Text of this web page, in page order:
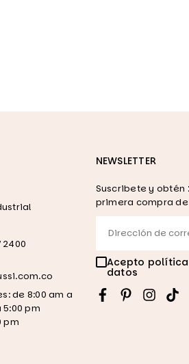
2400
de 8:00 am a
5:00 pm
pm
NEWSLETTER
Suscribete y obtén
primera compra
Acepto
datos
FacebookPinterest